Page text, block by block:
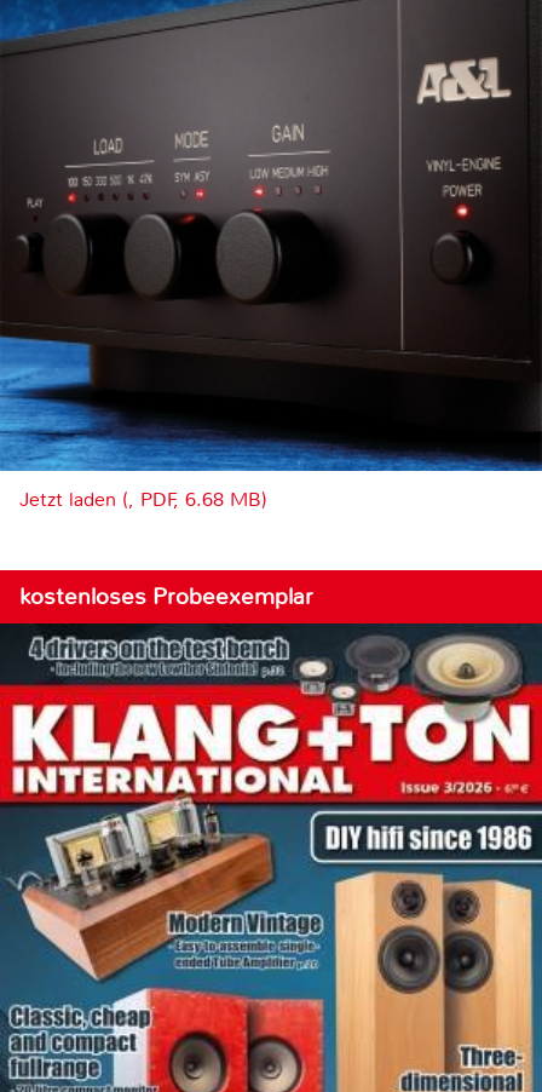
Jetzt laden (, PDF, 6.68 MB)
kostenloses Probeexemplar